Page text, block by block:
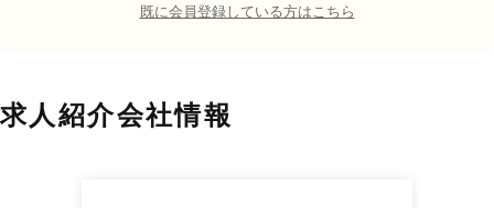
既に会員登録している方はこちら
求人紹介会社情報